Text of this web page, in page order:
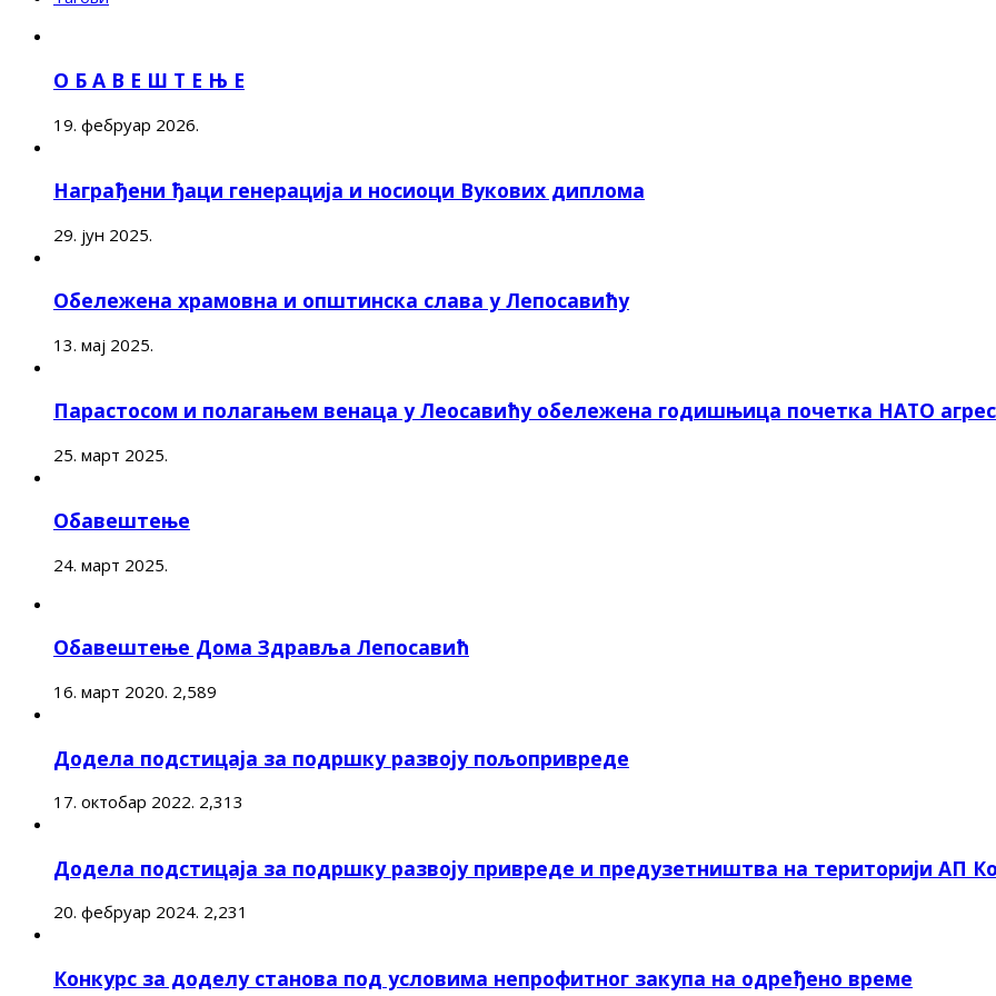
О Б А В Е Ш Т Е Њ Е
19. фебруар 2026.
Награђени ђаци генерација и носиоци Вукових диплома
29. јун 2025.
Обележена храмовна и општинска слава у Лепосавићу
13. мај 2025.
Парастосом и полагањем венаца у Леосавићу обележена годишњица почетка НАТО
25. март 2025.
Обавештење
24. март 2025.
Обавештење Дома Здравља Лепосавић
16. март 2020. 2,589
Додела подстицаја за подршку развоју пољопривреде
17. октобар 2022. 2,313
Додела подстицаја за подршку развоју привреде и предузетништва на територији АП
20. фебруар 2024. 2,231
Конкурс за доделу станова под условима непрофитног закупа на одређено време